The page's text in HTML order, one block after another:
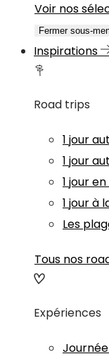
Voir nos
Fermer sous-
Inspirations
Road trips
1 jour
1 jour
1 jour
1 jour à
Les
Tous nos
Expériences